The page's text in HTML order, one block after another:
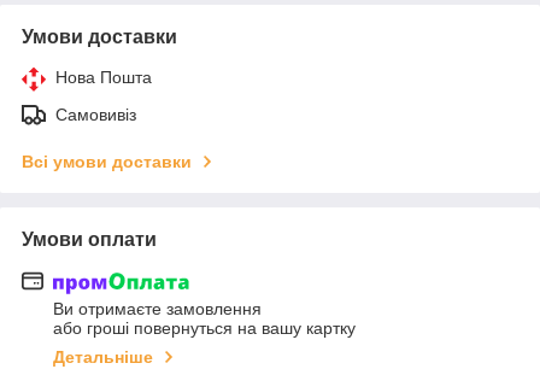
Умови доставки
Нова Пошта
Самовивіз
Всі умови доставки
Умови оплати
Ви отримаєте замовлення
або гроші повернуться на вашу картку
Детальніше